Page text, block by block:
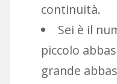
continuità.
Sei è il
piccolo
grande